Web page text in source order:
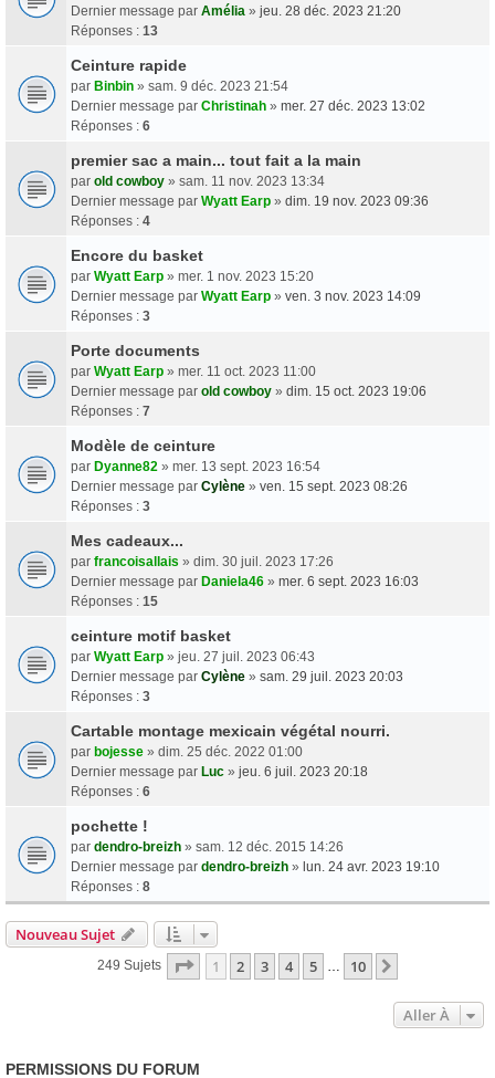
Dernier message par Amélia » jeu. 28 déc. 2023 21:20
Réponses : 13
Ceinture rapide
par Binbin » sam. 9 déc. 2023 21:54
Dernier message par Christinah » mer. 27 déc. 2023 13:02
Réponses : 6
premier sac a main... tout fait a la main
par old cowboy » sam. 11 nov. 2023 13:34
Dernier message par Wyatt Earp » dim. 19 nov. 2023 09:36
Réponses : 4
Encore du basket
par Wyatt Earp » mer. 1 nov. 2023 15:20
Dernier message par Wyatt Earp » ven. 3 nov. 2023 14:09
Réponses : 3
Porte documents
par Wyatt Earp » mer. 11 oct. 2023 11:00
Dernier message par old cowboy » dim. 15 oct. 2023 19:06
Réponses : 7
Modèle de ceinture
par Dyanne82 » mer. 13 sept. 2023 16:54
Dernier message par Cylène » ven. 15 sept. 2023 08:26
Réponses : 3
Mes cadeaux...
par francoisallais » dim. 30 juil. 2023 17:26
Dernier message par Daniela46 » mer. 6 sept. 2023 16:03
Réponses : 15
ceinture motif basket
par Wyatt Earp » jeu. 27 juil. 2023 06:43
Dernier message par Cylène » sam. 29 juil. 2023 20:03
Réponses : 3
Cartable montage mexicain végétal nourri.
par bojesse » dim. 25 déc. 2022 01:00
Dernier message par Luc » jeu. 6 juil. 2023 20:18
Réponses : 6
pochette !
par dendro-breizh » sam. 12 déc. 2015 14:26
Dernier message par dendro-breizh » lun. 24 avr. 2023 19:10
Réponses : 8
Nouveau Sujet
249 Sujets Page 1Sur
1 2 3 4 5 10
Aller À
PERMISSIONS DU FORUM